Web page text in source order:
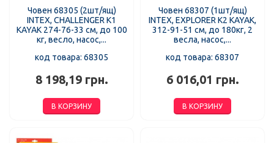
Човен 68305 (2шт/ящ)
INTEX, CHALLENGER K1
KAYAK 274-76-33 см, до 100
кг, весло, насос,...
код товара: 68305
8 198,19 грн.
В КОРЗИНУ
Човен 68307 (1шт/ящ)
INTEX, EXPLORER K2 KAYAK,
312-91-51 см, до 180кг, 2
весла, насос,...
код товара: 68307
6 016,01 грн.
В КОРЗИНУ